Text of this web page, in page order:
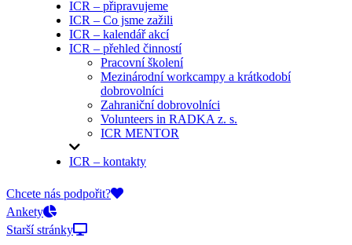
ICR – připravujeme
ICR – Co jsme zažili
ICR – kalendář akcí
ICR – přehled činností
Pracovní školení
Mezinárodní workcampy a krátkodobí
dobrovolníci
Zahraniční dobrovolníci
Volunteers in RADKA z. s.
ICR MENTOR
ICR – kontakty
On-line přihlášky
Chcete nás podpořit?
Ankety
Starší stránky